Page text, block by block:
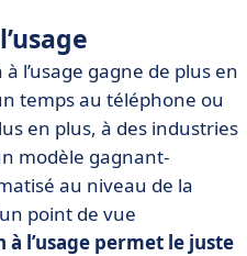
l’usage gagne de plus en
temps au téléphone ou
en plus, à des industries
modèle gagnant-
au niveau de la
point de vue
l’usage permet le juste